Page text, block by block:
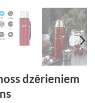
dzērieniem